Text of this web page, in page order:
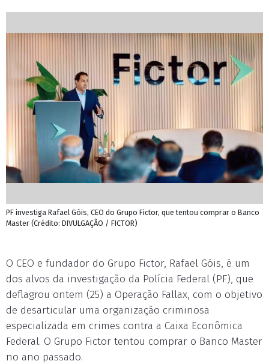
PF investiga Rafael Góis, CEO do Grupo Fictor, que tentou comprar o Banco
Master (Crédito: DIVULGAÇÃO / FICTOR)
O CEO e fundador do Grupo Fictor, Rafael Góis, é um
dos alvos da investigação da Polícia Federal (PF), que
deflagrou ontem (25) a Operação Fallax, com o objetivo
de desarticular uma organização criminosa
especializada em crimes contra a Caixa Econômica
Federal. O Grupo Fictor tentou comprar o Banco Master
no ano passado.